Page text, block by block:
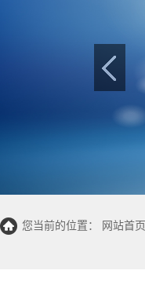
您当前的位置： 网站首页